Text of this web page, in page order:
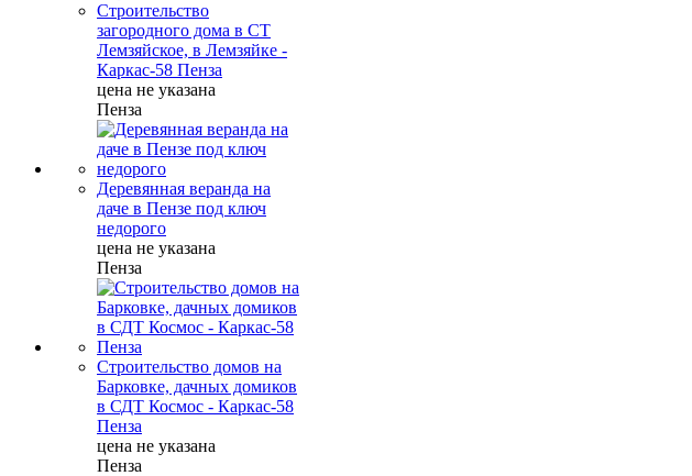
Строительство
загородного дома в СТ
Лемзяйское, в Лемзяйке -
Каркас-58 Пенза
цена не указана
Пенза
Деревянная веранда на
даче в Пензе под ключ
недорого
цена не указана
Пенза
Строительство домов на
Барковке, дачных домиков
в СДТ Космос - Каркас-58
Пенза
цена не указана
Пенза